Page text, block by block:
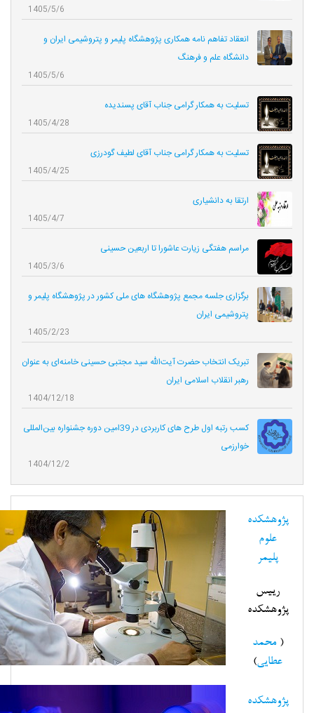
1405/5/6
انعقاد تفاهم نامه همکاری‌ پژوهشگاه پلیمر و پتروشیمی ایران و
دانشگاه علم و فرهنگ
1405/5/6
تسلیت به همکار گرامی جناب آقای پسندیده
1405/4/28
تسلیت به همکار گرامی جناب آقای لطیف گودرزی
1405/4/25
ارتقا به دانشیاری
1405/4/7
مراسم هفتگی زیارت عاشورا تا اربعین حسینی
1405/3/6
برگزاری جلسه مجمع پژوهشگاه های ملی کشور در پژوهشگاه پلیمر و
پتروشیمی ایران
1405/2/23
تبریک انتخاب حضرت آیت‌الله سید مجتبی حسینی خامنه‌ای به عنوان
رهبر انقلاب اسلامی ایران
1404/12/18
کسب رتبه اول طرح های کاربردی در 39امین دوره جشنواره بین‌المللی
خوارزمی
1404/12/2
پژوهشکده
علوم
پلیمر
رییس
پژوهشکده
(محمد
عطایی)
پژوهشکده